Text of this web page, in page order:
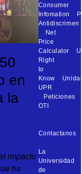
en
la
impacto
ha
Consumer
Infomation
Antidiscrimen
Net
Price
Calculator
Right
to
Know
UPR
Peticiones
OTI
Contactanos
La
Universidad
de